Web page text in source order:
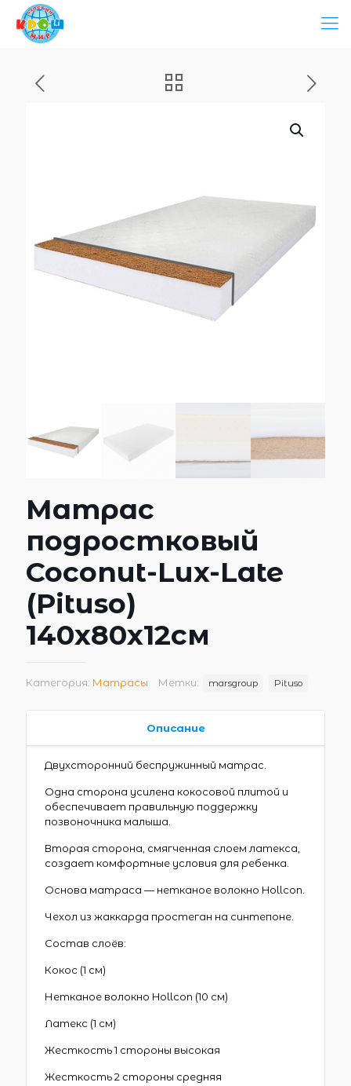
Матрас
подростковый
Coconut-Lux-Late
(Pituso)
140х80х12см
Категория: Матрасы Метки: marsgroup Pituso
Описание
Двухсторонний беспружинный матрас.
Одна сторона усилена кокосовой плитой и
обеспечивает правильную поддержку
позвоночника малыша.
Вторая сторона, смягченная слоем латекса,
создает комфортные условия для ребенка.
Основа матраса — нетканое волокно Hollcon.
Чехол из жаккарда простеган на синтепоне.
Состав слоёв:
Кокос (1 см)
Нетканое волокно Hollcon (10 см)
Латекс (1 см)
Жесткость 1 стороны высокая
Жесткость 2 стороны средняя